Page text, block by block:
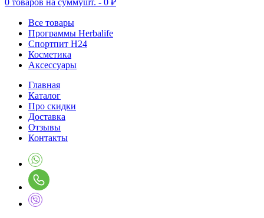
0 товаров на суммушт. - 0 ₽
Все товары
Программы Herbalife
Спортпит H24
Косметика
Аксессуары
Главная
Каталог
Про скидки
Доставка
Отзывы
Контакты